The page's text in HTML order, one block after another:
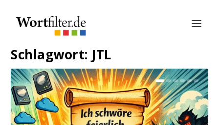
Schlagwort: JTL